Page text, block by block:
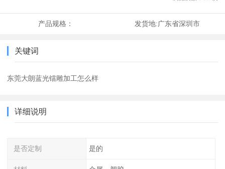
产品规格： 发货地:广东省深圳市
关键词
东莞大朗蓝光镭雕加工怎么样
详细说明
是否定制 是的